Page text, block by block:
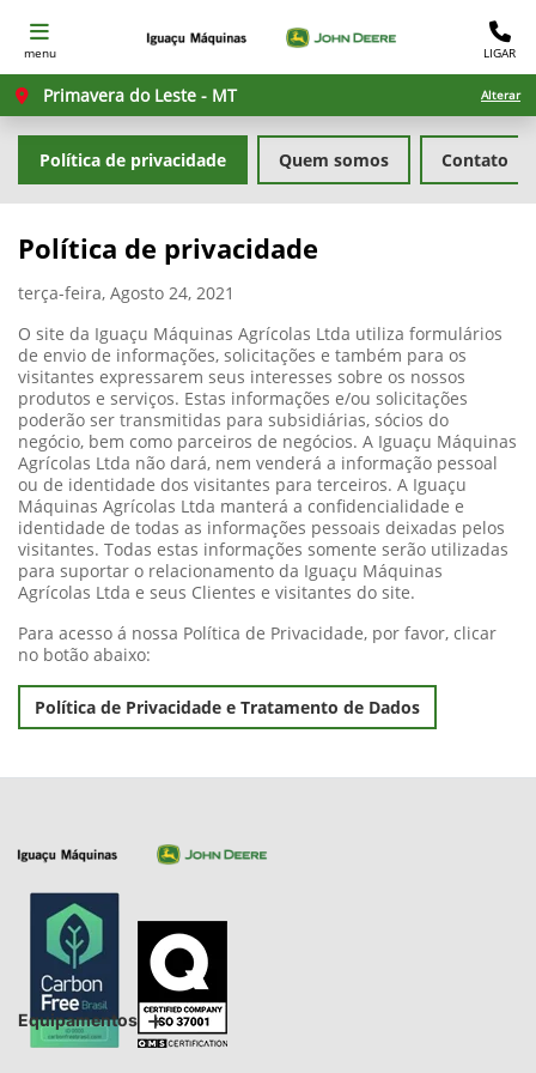
menu LIGAR
Primavera do Leste - MT Alterar
Quem somos Contato
Política de privacidade
Política de privacidade
terça-feira, Agosto 24, 2021
O site da Iguaçu Máquinas Agrícolas Ltda utiliza formulários
de envio de informações, solicitações e também para os
visitantes expressarem seus interesses sobre os nossos
produtos e serviços. Estas informações e/ou solicitações
poderão ser transmitidas para subsidiárias, sócios do
negócio, bem como parceiros de negócios. A Iguaçu Máquinas
Agrícolas Ltda não dará, nem venderá a informação pessoal
ou de identidade dos visitantes para terceiros. A Iguaçu
Máquinas Agrícolas Ltda manterá a confidencialidade e
identidade de todas as informações pessoais deixadas pelos
visitantes. Todas estas informações somente serão utilizadas
para suportar o relacionamento da Iguaçu Máquinas
Agrícolas Ltda e seus Clientes e visitantes do site.
Para acesso á nossa Política de Privacidade, por favor, clicar
no botão abaixo:
Política de Privacidade e Tratamento de Dados
Equipamentos